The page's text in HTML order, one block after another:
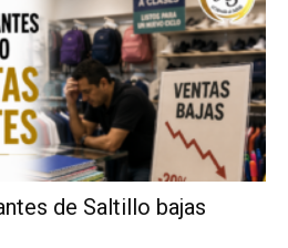
de Saltillo bajas